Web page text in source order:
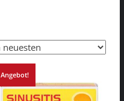
Angebot!